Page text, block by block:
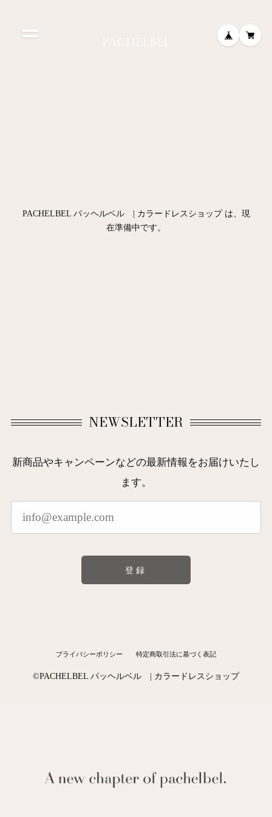
PACHELBEL パッヘルベル | カラードレスショップ は、現
在準備中です。
NEWSLETTER
新商品やキャンペーンなどの最新情報をお届けいたし
ます。
登録
プライバシーポリシー 特定商取引法に基づく表記
©︎PACHELBEL パッヘルベル | カラードレスショップ